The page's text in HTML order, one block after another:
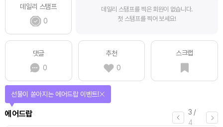
데일리 스탬프
0
데일리 스탬프를 찍은 회원이 없습니다.
첫 스탬프를 찍어 보세요!
댓글
0
추천
0
스크랩
3 /
4
에어드랍
선물이 쏟아지는 에어드랍 이벤트!